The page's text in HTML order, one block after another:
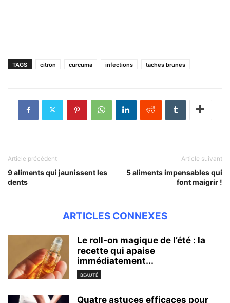
TAGS citron curcuma infections taches brunes
Article précédent
9 aliments qui jaunissent les
dents
Article suivant
5 aliments impensables qui
font maigrir !
ARTICLES CONNEXES
Le roll-on magique de l’été : la
recette qui apaise
immédiatement...
BEAUTÉ
Quatre astuces efficaces pour